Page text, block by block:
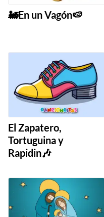
🚂En un Vagón🍉
El Zapatero,
Tortuguina y
Rapidin🎶